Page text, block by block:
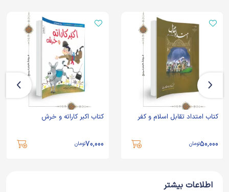
کتاب امتداد تقابل اسلام و کفر
50,000تومان
کتاب اکبر کاراته و خرش
70,000تومان
اطلاعات بیشتر